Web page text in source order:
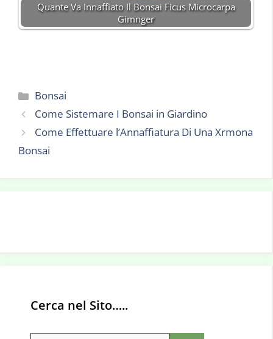
Quante Va Innaffiato Il Bonsai Ficus Microcarpa
Gimnger
Categorie
Bonsai
Come Sistemare I Bonsai in Giardino
Come Effettuare l’Annaffiatura Di Una Xrmona
Bonsai
Cerca nel Sito…..